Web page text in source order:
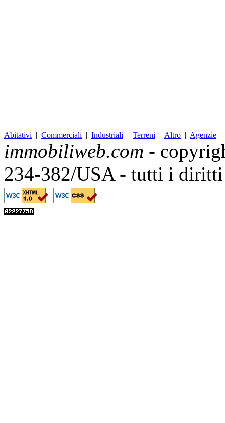
Abitativi | Commerciali | Industriali | Terreni | Altro | Agenzie
immobiliweb.com -
234-382/USA - tutti i